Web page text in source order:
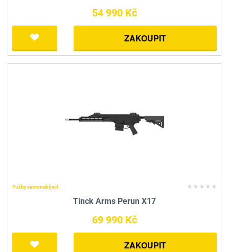
54 990 Kč
ZAKOUPIT
Pušky samonabíjecí
Tinck Arms Perun X17
69 990 Kč
ZAKOUPIT